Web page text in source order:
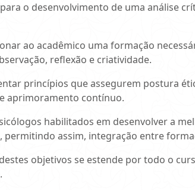
o desenvolvimento de uma análise
ao acadêmico uma formação
reflexão e criatividade.
princípios que assegurem postura
aprimoramento contínuo.
habilitados em desenvolver a
permitindo assim, integração entre
objetivos se estende por todo o